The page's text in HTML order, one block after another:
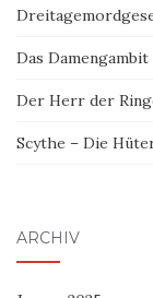
Das
Der Herr der
Scythe – Die
ARCHIV